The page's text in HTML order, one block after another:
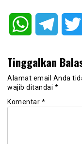
WhatsApp
Tinggalkan
Alamat email Anda
wajib ditandai *
Komentar *